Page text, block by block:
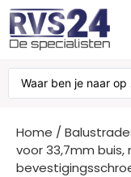
Home /
voor 33,7mm buis,